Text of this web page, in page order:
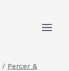
/ Percer &